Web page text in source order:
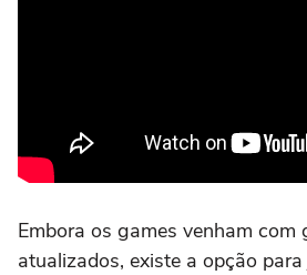
Embora os games venham com
atualizados, existe a opção